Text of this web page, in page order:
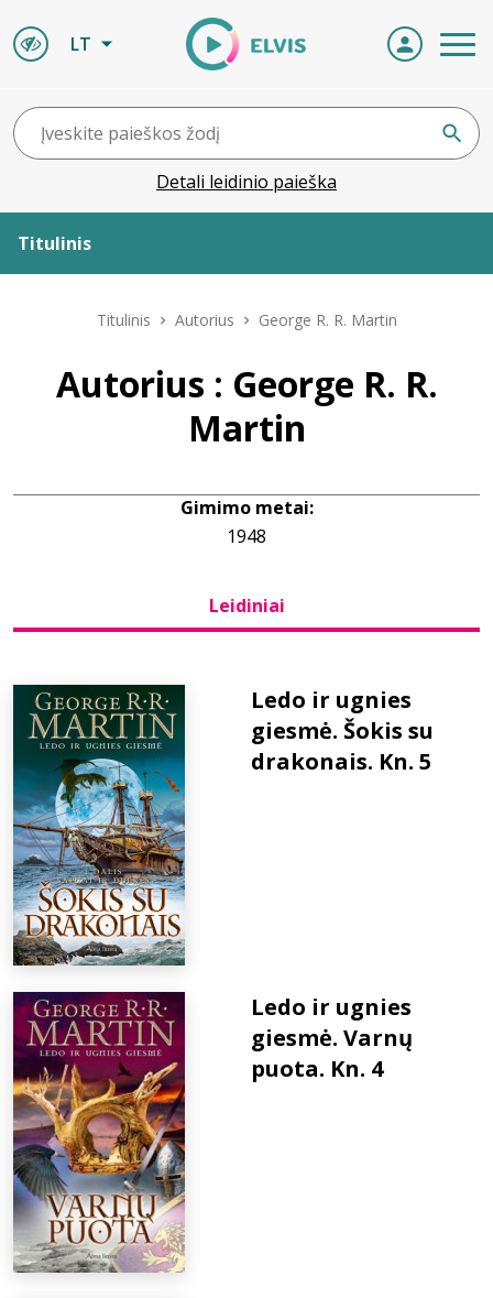
LT
Detali leidinio paieška
Titulinis
Leidiniai
Naujienos
+370 667 80 541
info@elvislab.lt
Titulinis Autorius George R. R. Martin
Autorius : George R. R.
Martin
Gimimo metai:
1948
Leidiniai
Ledo ir ugnies
giesmė. Šokis su
drakonais. Kn. 5
Ledo ir ugnies
giesmė. Varnų
puota. Kn. 4